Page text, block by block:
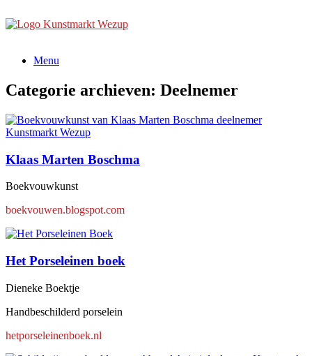
naar
Menu
Categorie archieven: Deelnemer
Klaas Marten Boschma
Boekvouwkunst
boekvouwen.blogspot.com
Het Porseleinen boek
Dieneke Boektje
Handbeschilderd porselein
hetporseleinenboek.nl